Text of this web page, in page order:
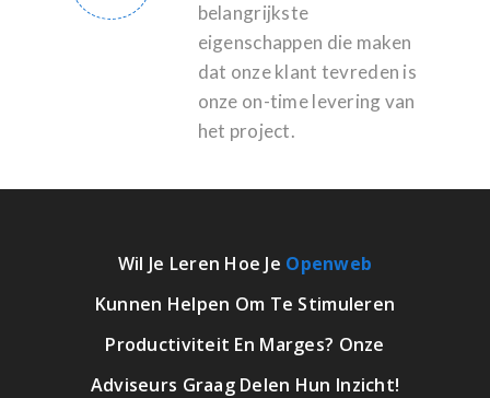
belangrijkste
eigenschappen die maken
dat onze klant tevreden is
onze on-time levering van
het project.
Wil Je Leren Hoe Je Openweb
Kunnen Helpen Om Te Stimuleren
Productiviteit En Marges? Onze
Adviseurs Graag Delen Hun Inzicht!